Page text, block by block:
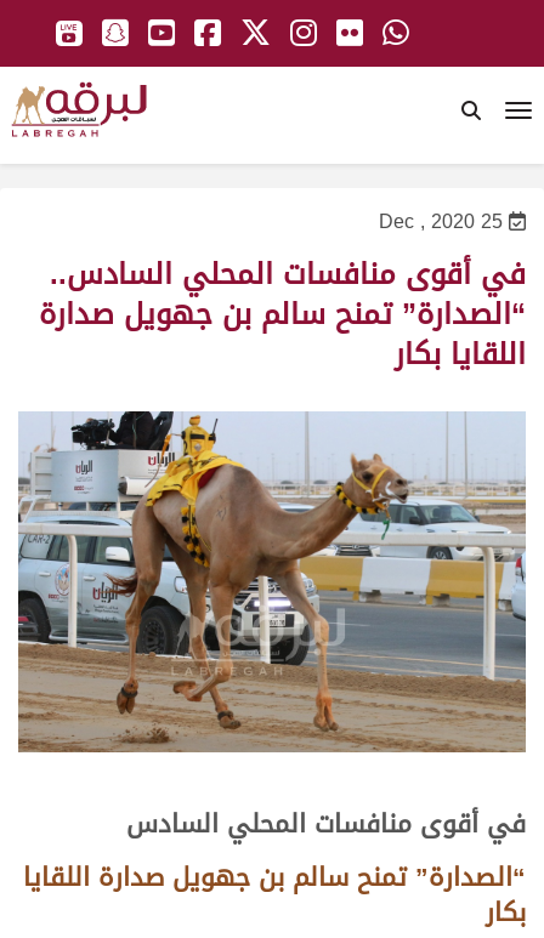
25 Dec , 2020
في أقوى منافسات المحلي السادس..
“الصدارة” تمنح سالم بن جهويل صدارة
اللقايا بكار
في أقوى منافسات المحلي السادس
“الصدارة” تمنح سالم بن جهويل صدارة اللقايا
بكار